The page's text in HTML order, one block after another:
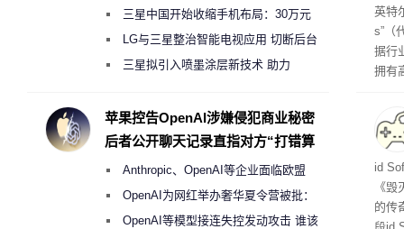
256
英特
s”（
据行
拥有
务
战
id
《
的传
三星中国开始收缩手机布局：30万元
月销售额不达标门店 将被逐步清退
LG与三星整治智能电视应用 切断后台
偷偷共享带宽的违规行为
三星拟引入喷墨涂层新技术 助力
度
苹果控告OpenAI涉嫌侵犯商业秘密
后者公开聊天记录直指对方“打错算
Anthropic、OpenAI等企业面临欧盟
《人工智能法案》全新执法权限审查
OpenAI为网红举办奢华夏令营被批：
2000美元一晚 遭讽“反乌托邦”
OpenAI等模型接连失控发动攻击 谁该